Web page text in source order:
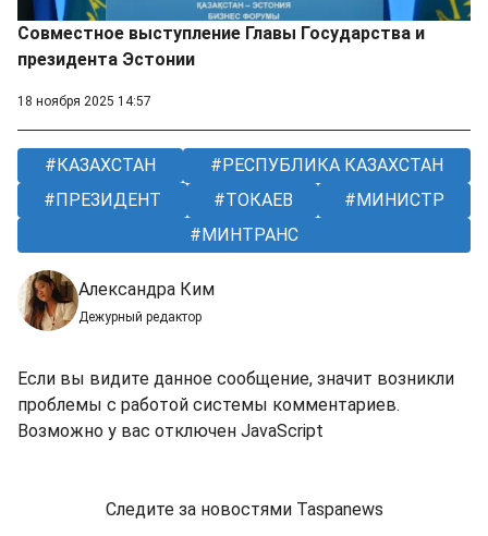
Совместное выступление Главы Государства и
президента Эстонии
18 ноября 2025 14:57
КАЗАХСТАН
РЕСПУБЛИКА КАЗАХСТАН
ПРЕЗИДЕНТ
ТОКАЕВ
МИНИСТР
МИНТРАНС
Александра Ким
Дежурный редактор
Если вы видите данное сообщение, значит возникли
проблемы с работой системы комментариев.
Возможно у вас отключен JavaScript
Следите за новостями Taspanews